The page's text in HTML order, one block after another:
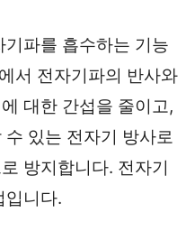
파를 흡수하는 기능
서 전자기파의 반사와
대한 간섭을 줄이고,
있는 전자기 방사로
방지합니다. 전자기
입니다.